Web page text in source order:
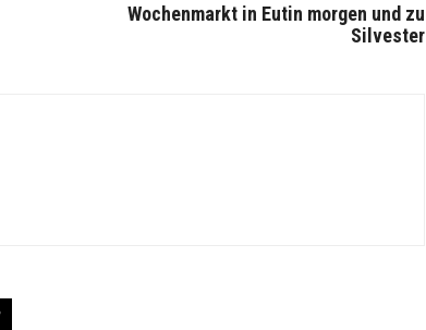
Wochenmarkt in Eutin morgen und zu
Silvester